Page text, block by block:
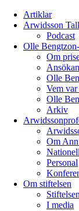
Artiklar
Arwidsson
Podcast
Olle
Om
Ansökan
Olle
Vem
Olle
Arkiv
Om
Personal
Om stiftelsen
I media